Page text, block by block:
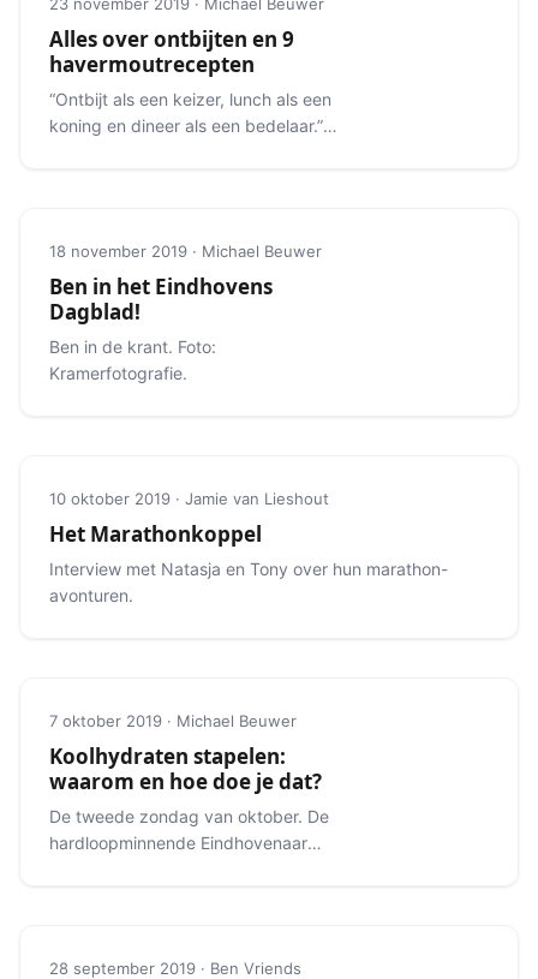
Alles over ontbijten en 9
havermoutrecepten
“Ontbijt als een keizer, lunch als een
koning en dineer als een bedelaar.”
18 november 2019 · Michael Beuwer
Ben in het Eindhovens
Dagblad!
Ben in de krant. Foto:
Kramerfotografie.
10 oktober 2019 · Jamie van Lieshout
Het Marathonkoppel
Interview met Natasja en Tony over hun marathon-
avonturen.
7 oktober 2019 · Michael Beuwer
Koolhydraten stapelen:
waarom en hoe doe je dat?
De tweede zondag van oktober. De
hardloopminnende Eindhovenaar
28 september 2019 · Ben Vriends